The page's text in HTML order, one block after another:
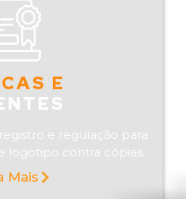
E
e regulação para
logotipo contra cópias.
Mais